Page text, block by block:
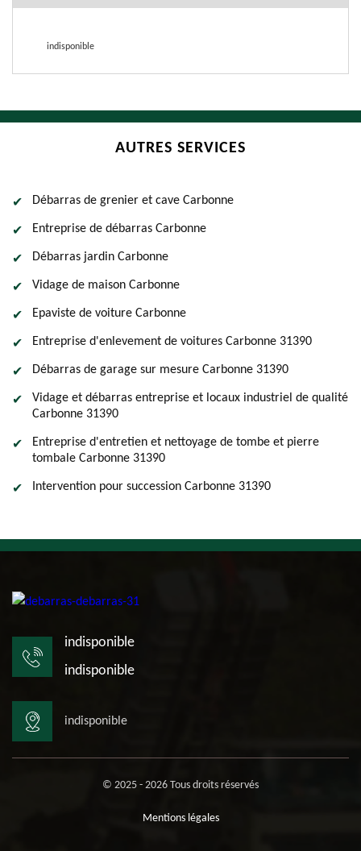
indisponible
AUTRES SERVICES
Débarras de grenier et cave Carbonne
Entreprise de débarras Carbonne
Débarras jardin Carbonne
Vidage de maison Carbonne
Epaviste de voiture Carbonne
Entreprise d'enlevement de voitures Carbonne 31390
Débarras de garage sur mesure Carbonne 31390
Vidage et débarras entreprise et locaux industriel de qualité
Carbonne 31390
Entreprise d'entretien et nettoyage de tombe et pierre
tombale Carbonne 31390
Intervention pour succession Carbonne 31390
indisponible
indisponible
indisponible
© 2025 - 2026 Tous droits réservés
Mentions légales